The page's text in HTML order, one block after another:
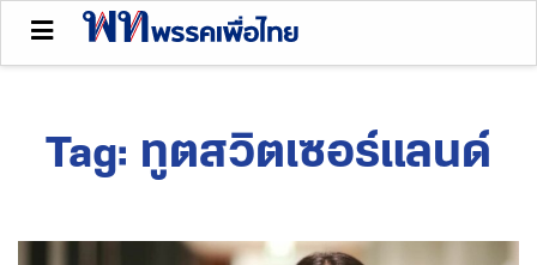
Tag: ทูตสวิตเซอร์แลนด์